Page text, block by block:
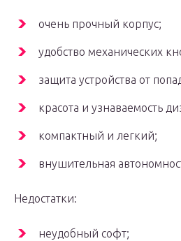
очень прочный корпус;
удобство механических
защита устройства от
красота и узнаваемость
компактный и легкий;
внушительная
Недостатки:
неудобный софт;